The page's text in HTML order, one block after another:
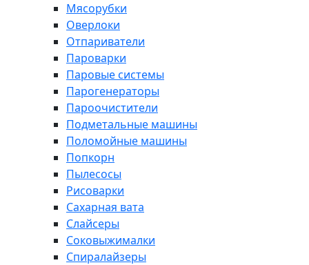
Мясорубки
Оверлоки
Отпариватели
Пароварки
Паровые системы
Парогенераторы
Пароочистители
Подметальные машины
Поломойные машины
Попкорн
Пылесосы
Рисоварки
Сахарная вата
Слайсеры
Соковыжималки
Спиралайзеры